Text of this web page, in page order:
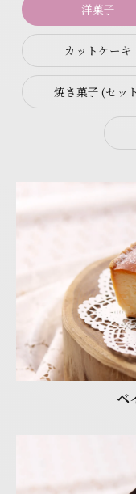
洋菓子
カットケーキ
焼き菓子 (セッ
ベ